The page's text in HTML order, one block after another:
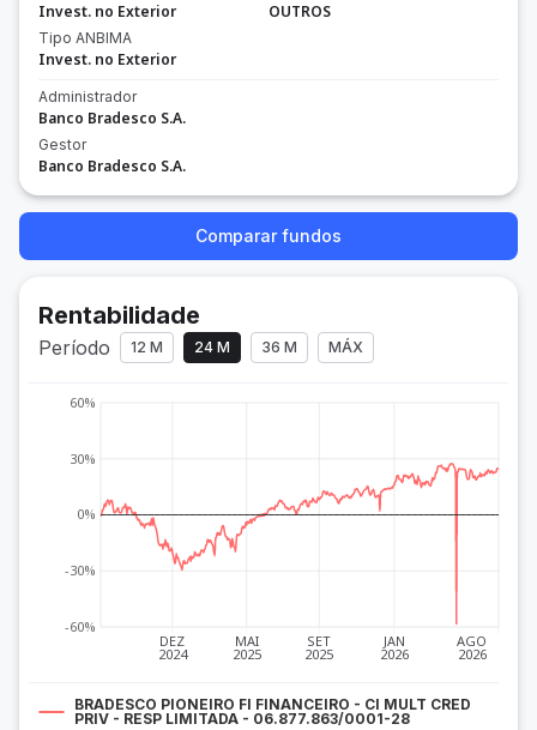
Invest. no Exterior
Tipo ANBIMA
Invest. no Exterior
OUTROS
Administrador
Banco Bradesco S.A.
Gestor
Banco Bradesco S.A.
Comparar fundos
Rentabilidade
Período 12 M 24 M 36 M MÁX
DEZ
2024
MAI
2025
SET
2025
JAN
2026
AGO
2026
-60%
-30%
0%
30%
60%
BRADESCO PIONEIRO FI FINANCEIRO - CI MULT CRED
PRIV - RESP LIMITADA - 06.877.863/0001-28